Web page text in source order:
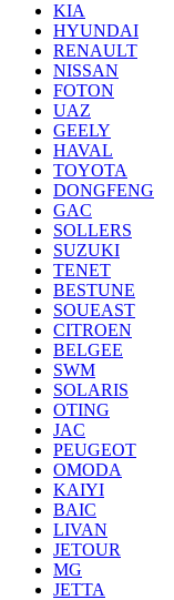
KIA
HYUNDAI
RENAULT
NISSAN
FOTON
UAZ
GEELY
HAVAL
TOYOTA
DONGFENG
GAC
SOLLERS
SUZUKI
TENET
BESTUNE
SOUEAST
CITROEN
BELGEE
SWM
SOLARIS
OTING
JAC
PEUGEOT
OMODA
KAIYI
BAIC
LIVAN
JETOUR
MG
JETTA